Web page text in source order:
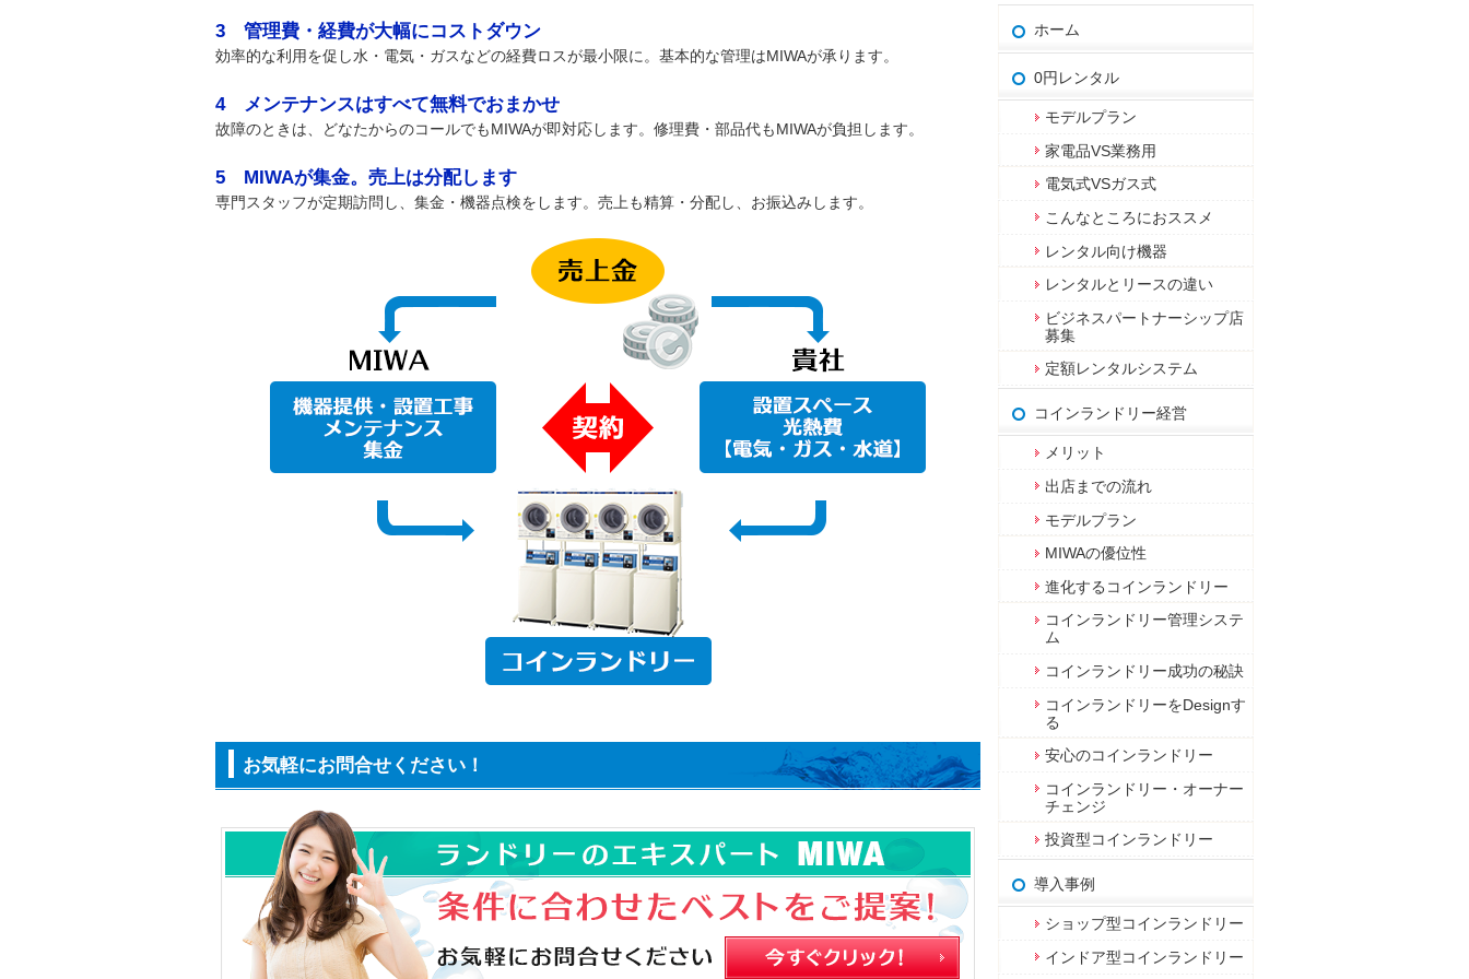
3 管理費・経費が大幅にコストダウン
効率的な利用を促し水・電気・ガスなどの経費ロスが最小限に。基本的な管理はMIWAが承ります。
4 メンテナンスはすべて無料でおまかせ
故障のときは、どなたからのコールでもMIWAが即対応します。修理費・部品代もMIWAが負担します。
5 MIWAが集金。売上は分配します
専門スタッフが定期訪問し、集金・機器点検をします。売上も精算・分配し、お振込みします。
お気軽にお問合せください！
ホーム
0円レンタル
モデルプラン
家電品VS業務用
電気式VSガス式
こんなところにおススメ
レンタル向け機器
レンタルとリースの違い
ビジネスパートナーシップ店
募集
定額レンタルシステム
コインランドリー経営
メリット
出店までの流れ
モデルプラン
MIWAの優位性
進化するコインランドリー
コインランドリー管理システ
ム
コインランドリー成功の秘訣
コインランドリーをDesignす
る
安心のコインランドリー
コインランドリー・オーナー
チェンジ
投資型コインランドリー
導入事例
ショップ型コインランドリー
インドア型コインランドリー